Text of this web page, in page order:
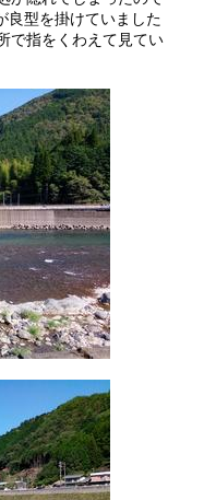
良型を掛けていました
で指をくわえて見てい